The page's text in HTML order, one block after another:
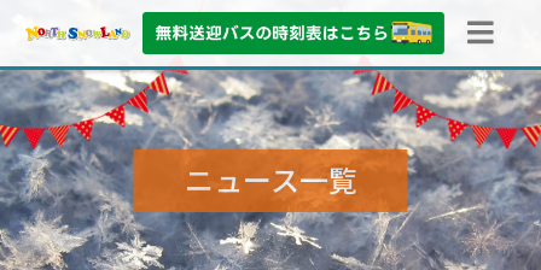
ニュース一覧